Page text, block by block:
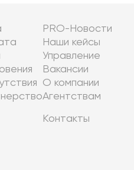
PRO-Новости
Наши кейсы
Управление
Вакансии
О компании
Агентствам
Контакты